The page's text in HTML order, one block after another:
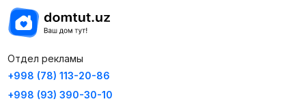
Отдел рекламы
+998 (78) 113-20-86
+998 (93) 390-30-10